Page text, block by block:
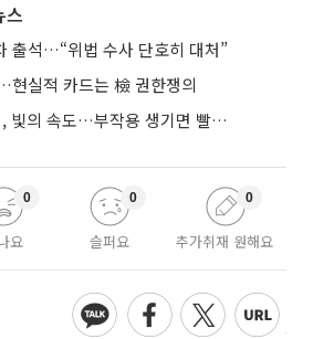
스
출석…“위법 수사 단호히 대처”
현실적 카드는 檢 권한쟁의
정성호 “형소법 개정, 빛의 속도…부작용 생기면 빨리 고쳐야”
요
0
슬퍼요
0
추가취재 원해요
0